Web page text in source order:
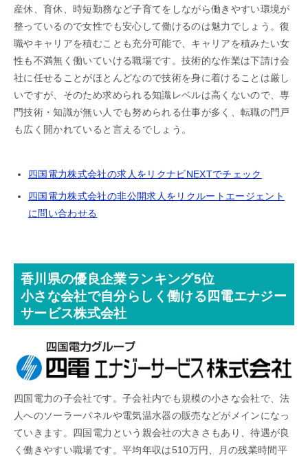
産休、育休、時短勤務など子育てをしながら働きやすい環境が
整っているので女性でも安心して働けるのは魅力でしょう。復
職やキャリアを積むことも充分可能で、キャリアを積みたい女
性も不満無く働いていける職場です。技術的な作業は下請け会
社に任せることがほとんどなので技術を身に着けることは厳し
いですが、そのため求められる知識レベルは高くないので、専
門技術・知識が無い人でも努められる仕事が多く、転職の門戸
も広く開かれていると言えるでしょう。
四国電力株式会社の求人をリクナビNEXTでチェック
四国電力株式会社の非公開求人をリクルートエージェント
に問い合わせる
香川県の優良企業ランキング5位
小さな会社で自分らしく働ける四電エナジー
サービス株式会社
四国電力の子会社です。子会社内でも規模の小さな会社で、法
人へのソーラーパネルや電気温水器の販売などがメインになっ
ていきます。四国電力という親会社の大きさもあり、待遇が良
く働きやすい職場です。平均年収は510万円、月の残業時間平